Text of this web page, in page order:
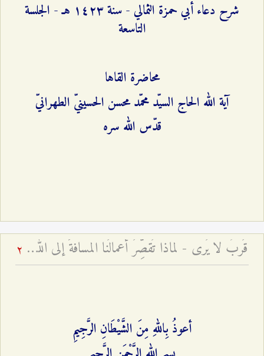
شرح دعاء أبي حمزة الثمالي - سنة ۱٤٢٣ هـ - الجلسة
التاسعة
محاضرة القاها
آية الله الحاج السيّد محمّد محسن الحسينيّ الطهرانيّ
قدّس الله سره
قُربٌ لا يُرى - لماذا تُقصِّرُ أعمالُنا المسافةَ إلى الله أو تُطيلها؟ 2
أعوذُ بِاللهِ مِنَ الشَّيْطَانِ الرَّجِيمِ